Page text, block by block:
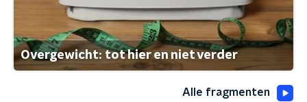
Overgewicht: tot hier en niet verder
Alle fragmenten